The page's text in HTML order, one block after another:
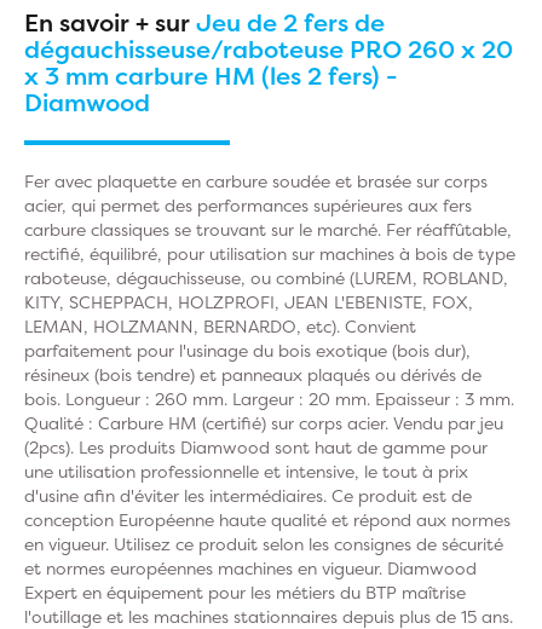
En savoir + surJeu de 2 fers de
dégauchisseuse/raboteuse PRO 260 x 20
x 3 mm carbure HM (les 2 fers) -
Diamwood
Fer avec plaquette en carbure soudée et brasée sur corps
acier, qui permet des performances supérieures aux fers
carbure classiques se trouvant sur le marché. Fer réaffûtable,
rectifié, équilibré, pour utilisation sur machines à bois de type
raboteuse, dégauchisseuse, ou combiné (LUREM, ROBLAND,
KITY, SCHEPPACH, HOLZPROFI, JEAN L'EBENISTE, FOX,
LEMAN, HOLZMANN, BERNARDO, etc). Convient
parfaitement pour l'usinage du bois exotique (bois dur),
résineux (bois tendre) et panneaux plaqués ou dérivés de
bois. Longueur : 260 mm. Largeur : 20 mm. Epaisseur : 3 mm.
Qualité : Carbure HM (certifié) sur corps acier. Vendu par jeu
(2pcs). Les produits Diamwood sont haut de gamme pour
une utilisation professionnelle et intensive, le tout à prix
d'usine afin d'éviter les intermédiaires. Ce produit est de
conception Européenne haute qualité et répond aux normes
en vigueur. Utilisez ce produit selon les consignes de sécurité
et normes européennes machines en vigueur. Diamwood
Expert en équipement pour les métiers du BTP maîtrise
l'outillage et les machines stationnaires depuis plus de 15 ans.